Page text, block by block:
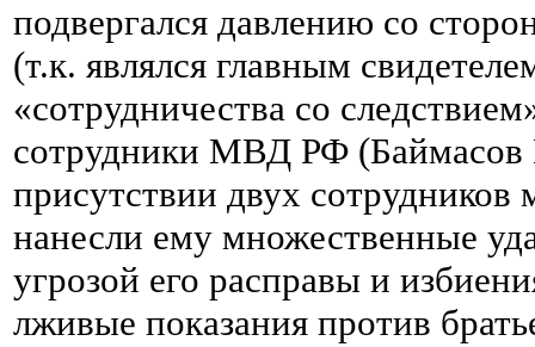
подвергался давлению со
(т.к. являлся главным
«сотрудничества со
сотрудники МВД РФ
присутствии двух
нанесли ему множественные
угрозой его расправы и
лживые показания против